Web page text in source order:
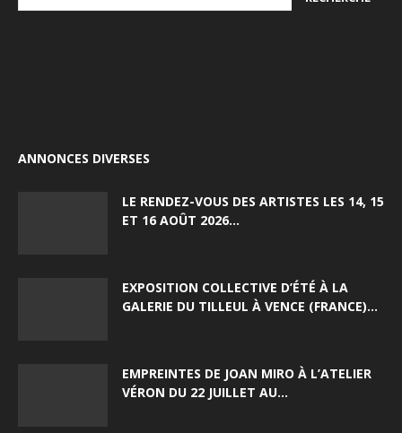
ANNONCES DIVERSES
LE RENDEZ-VOUS DES ARTISTES LES 14, 15
ET 16 AOÛT 2026...
EXPOSITION COLLECTIVE D’ÉTÉ À LA
GALERIE DU TILLEUL À VENCE (FRANCE)...
EMPREINTES DE JOAN MIRO À L’ATELIER
VÉRON DU 22 JUILLET AU...